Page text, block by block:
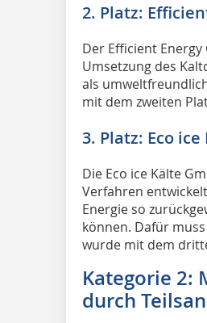
2. Platz:
Der Efficient
Umsetzung des
als
mit dem zweiten
3. Platz: Eco
Die Eco ice Kälte
Verfahren
Energie so
können. Dafür
wurde mit dem
Kategorie 2:
durch